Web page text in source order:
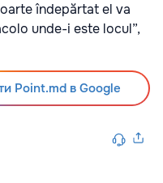
îndepărtat el va
unde-i este locul”,
Point.md в Google